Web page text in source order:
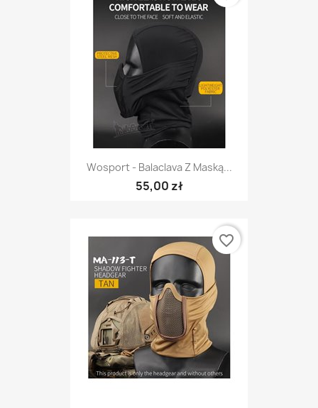
Wosport - Balaclava Z Maską...
55,00 zł
favorite_border